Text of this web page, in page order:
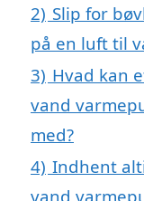
2) Slip for
på en luft til
3) Hvad kan
vand
med?
4) Indhent
vand